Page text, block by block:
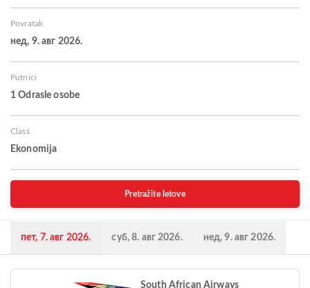
Povratak
нед, 9. авг 2026.
Putnici
1 Odrasle osobe
Class
Ekonomija
Pretražite letove
пет, 7. авг 2026. суб, 8. авг 2026. нед, 9. авг 2026.
South African Airways